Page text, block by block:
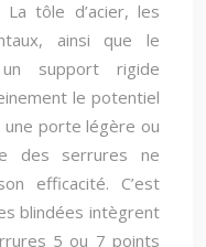
tôle d’acier, les
ainsi que le
support rigide
le potentiel
une porte légère ou
des serrures ne
efficacité. C’est
blindées intègrent
5 ou 7 points